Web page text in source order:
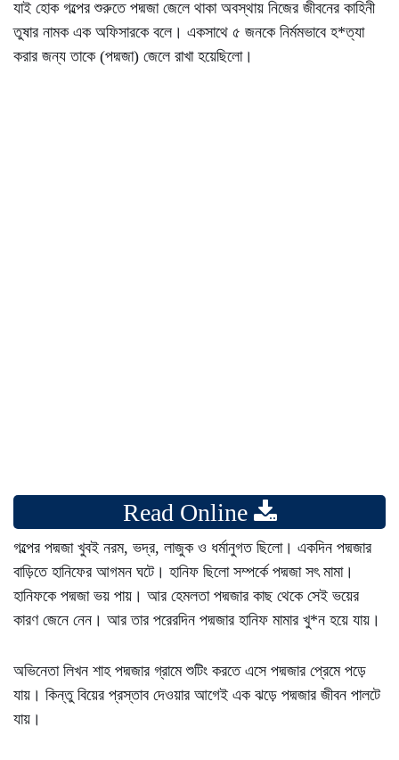
যাই হোক গল্পের শুরুতে পদ্মজা জেলে থাকা অবস্থায় নিজের জীবনের কাহিনী
তুষার নামক এক অফিসারকে বলে। একসাথে ৫ জনকে নির্মমভাবে হ*ত্যা
করার জন্য তাকে (পদ্মজা) জেলে রাখা হয়েছিলো।
Read Online
গল্পের পদ্মজা খুবই নরম, ভদ্র, লাজুক ও ধর্মানুগত ছিলো। একদিন পদ্মজার
বাড়িতে হানিফের আগমন ঘটে। হানিফ ছিলো সম্পর্কে পদ্মজা সৎ মামা।
হানিফকে পদ্মজা ভয় পায়। আর হেমলতা পদ্মজার কাছ থেকে সেই ভয়ের
কারণ জেনে নেন। আর তার পরেরদিন পদ্মজার হানিফ মামার খু*ন হয়ে যায়।
অভিনেতা লিখন শাহ পদ্মজার গ্রামে শুটিং করতে এসে পদ্মজার প্রেমে পড়ে
যায়। কিন্তু বিয়ের প্রস্তাব দেওয়ার আগেই এক ঝড়ে পদ্মজার জীবন পালটে
যায়।